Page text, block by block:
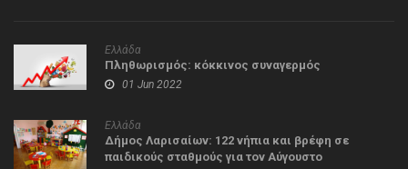
Ελλάδα
Πληθωρισμός: κόκκινος συναγερμός
01 Jun 2022
Ελλάδα
Δήμος Λαρισαίων: 122 νήπια και βρέφη σε
παιδικούς σταθμούς για τον Αύγουστο